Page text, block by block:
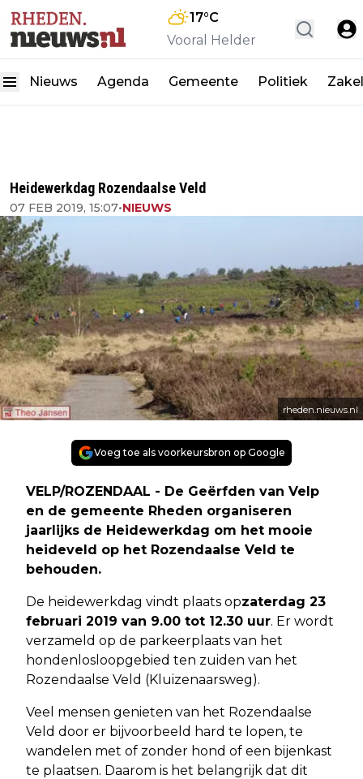
17°C
Vooral Helder
Nieuws Agenda Gemeente Politiek
Heidewerkdag Rozendaalse Veld
07 FEB 2019, 15:07•NIEUWS
rheden.nieuws.nl
Voeg toe als voorkeursbron op Google
VELP/ROZENDAAL - De Geërfden van Velp
en de gemeente Rheden organiseren
jaarlijks de Heidewerkdag om het mooie
heideveld op het Rozendaalse Veld te
behouden.
De heidewerkdag vindt plaats opzaterdag 23
februari 2019 van 9.00 tot 12.30 uur. Er wordt
verzameld op de parkeerplaats van het
hondenlosloopgebied ten zuiden van het
Rozendaalse Veld (Kluizenaarsweg).
Veel mensen genieten van het Rozendaalse
Veld door er bijvoorbeeld hard te lopen, te
wandelen met of zonder hond of een bijenkast
te plaatsen. Daarom is het belangrijk dat dit